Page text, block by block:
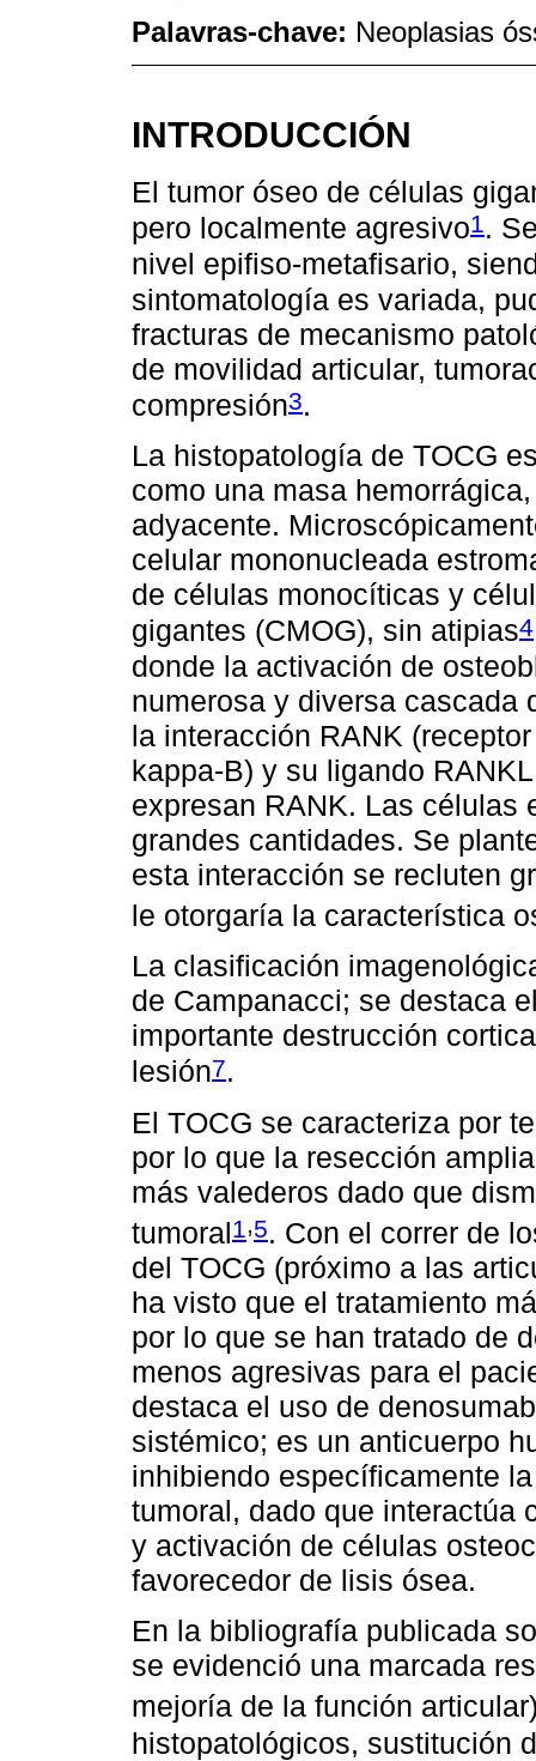
Palavras-chave: Neoplasias
INTRODUCCIÓN
El tumor óseo de células
pero localmente agresivo1.
nivel epifiso-metafisario,
sintomatología es variada,
fracturas de mecanismo
de movilidad articular,
compresión3.
La histopatología de TOCG
como una masa
adyacente.
celular mononucleada
de células monocíticas y
gigantes (CMOG), sin atipias4
donde la activación de
numerosa y diversa cascada
la interacción RANK
kappa-B) y su ligando
expresan RANK. Las células
grandes cantidades. Se
esta interacción se recluten
le otorgaría la característica
La clasificación
de Campanacci; se destaca
importante destrucción
lesión7.
El TOCG se caracteriza por
por lo que la resección
más valederos dado que
tumoral1,5. Con el correr de
del TOCG (próximo a las
ha visto que el tratamiento
por lo que se han tratado de
menos agresivas para el
destaca el uso de
sistémico; es un anticuerpo
inhibiendo específicamente
tumoral, dado que interactúa
y activación de células
favorecedor de lisis ósea.
En la bibliografía publicada
se evidenció una marcada
mejoría de la función
histopatológicos, sustitución